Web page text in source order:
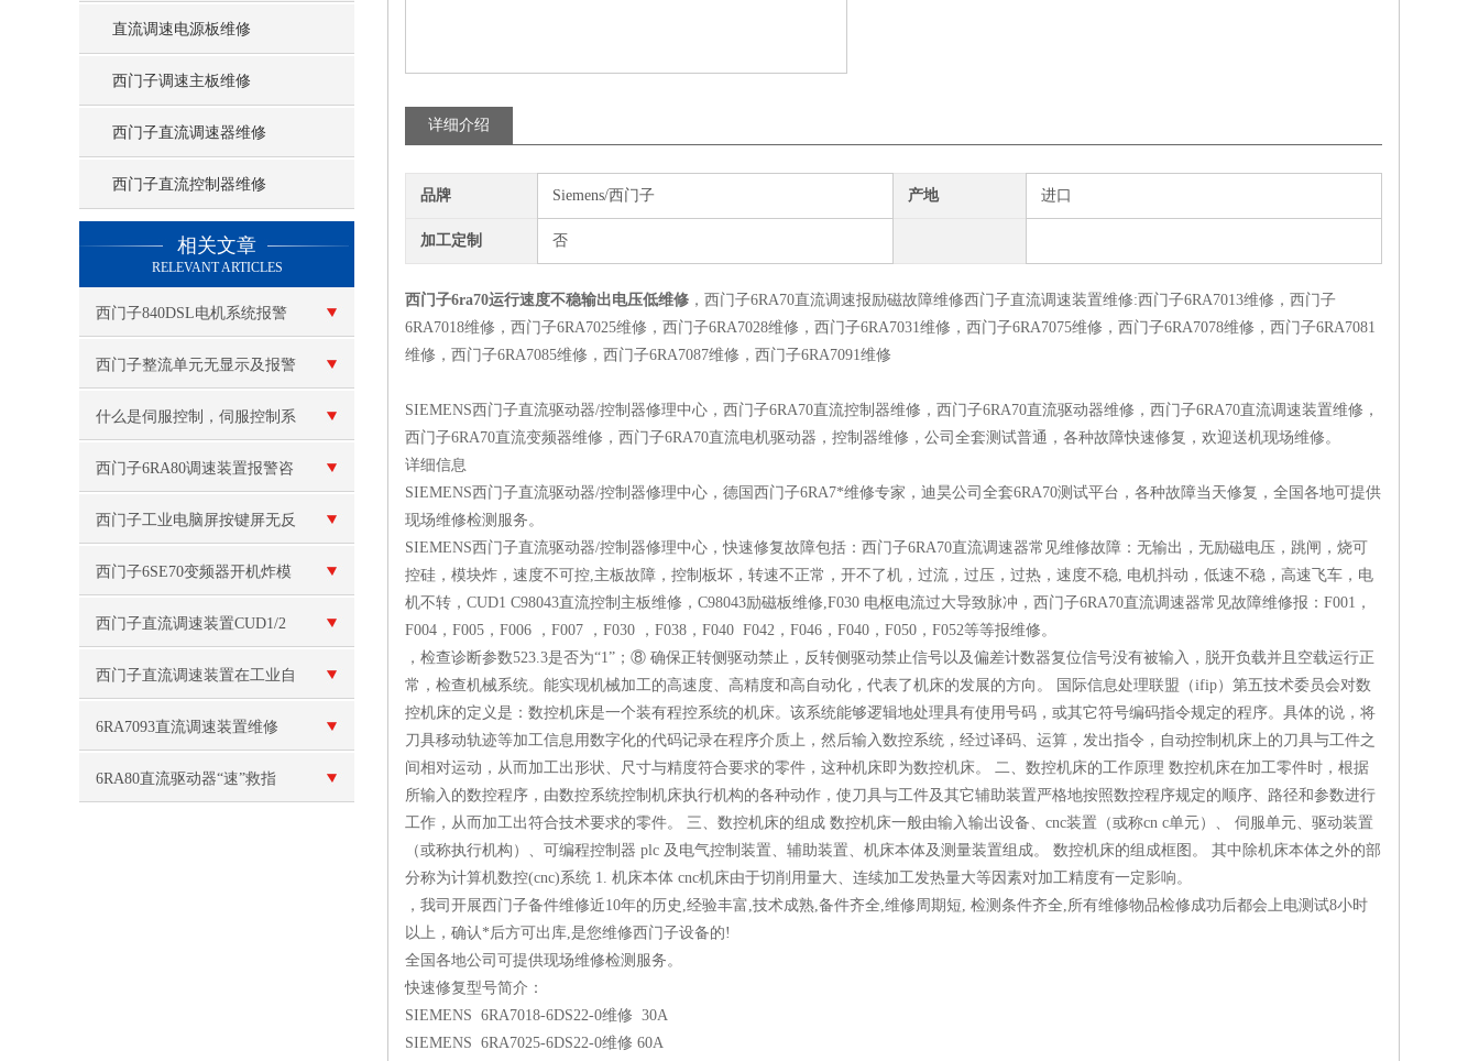
直流调速电源板维修
西门子调速主板维修
西门子直流调速器维修
西门子直流控制器维修
相关文章
RELEVANT ARTICLES
西门子840DSL电机系统报警
维修
西门子整流单元无显示及报警
复位不了修理
什么是伺服控制，伺服控制系
统的控制方式有哪些？
西门子6RA80调速装置报警咨
询
西门子工业电脑屏按键屏无反
应维修
西门子6SE70变频器开机炸模
块维修
西门子直流调速装置CUD1/2
主板坏维修
西门子直流调速装置在工业自
动化中的应用
6RA7093直流调速装置维修
6RA80直流驱动器“速”救指
详细介绍
品牌 Siemens/西门子 产地 进口
加工定制 否
西门子6ra70运行速度不稳输出电压低维修 ，西门子6RA70直流调速报励磁故障维修西门子直流调速装置维修:西门子6RA7013维修，西门子
6RA7018维修，西门子6RA7025维修，西门子6RA7028维修，西门子6RA7031维修，西门子6RA7075维修，西门子6RA7078维修，西门子6RA7081
维修，西门子6RA7085维修，西门子6RA7087维修，西门子6RA7091维修
SIEMENS西门子直流驱动器/控制器修理中心，西门子6RA70直流控制器维修，西门子6RA70直流驱动器维修，西门子6RA70直流调速装置维修，
西门子6RA70直流变频器维修，西门子6RA70直流电机驱动器，控制器维修，公司全套测试普通，各种故障快速修复，欢迎送机现场维修。
详细信息
SIEMENS西门子直流驱动器/控制器修理中心，德国西门子6RA7*维修专家，迪昊公司全套6RA70测试平台，各种故障当天修复，全国各地可提供
现场维修检测服务。
SIEMENS西门子直流驱动器/控制器修理中心，快速修复故障包括：西门子6RA70直流调速器常见维修故障：无输出，无励磁电压，跳闸，烧可
控硅，模块炸，速度不可控,主板故障，控制板坏，转速不正常，开不了机，过流，过压，过热，速度不稳, 电机抖动，低速不稳，高速飞车，电
机不转，CUD1 C98043直流控制主板维修，C98043励磁板维修,F030 电枢电流过大导致脉冲，西门子6RA70直流调速器常见故障维修报：F001，
F004，F005，F006 ，F007 ，F030 ，F038，F040 F042，F046，F040，F050，F052等等报维修。
，检查诊断参数523.3是否为“1”；⑧ 确保正转侧驱动禁止，反转侧驱动禁止信号以及偏差计数器复位信号没有被输入，脱开负载并且空载运行正
常，检查机械系统。能实现机械加工的高速度、高精度和高自动化，代表了机床的发展的方向。 国际信息处理联盟（ifip）第五技术委员会对数
控机床的定义是：数控机床是一个装有程控系统的机床。该系统能够逻辑地处理具有使用号码，或其它符号编码指令规定的程序。具体的说，将
刀具移动轨迹等加工信息用数字化的代码记录在程序介质上，然后输入数控系统，经过译码、运算，发出指令，自动控制机床上的刀具与工件之
间相对运动，从而加工出形状、尺寸与精度符合要求的零件，这种机床即为数控机床。 二、数控机床的工作原理 数控机床在加工零件时，根据
所输入的数控程序，由数控系统控制机床执行机构的各种动作，使刀具与工件及其它辅助装置严格地按照数控程序规定的顺序、路径和参数进行
工作，从而加工出符合技术要求的零件。 三、数控机床的组成 数控机床一般由输入输出设备、cnc装置（或称cn c单元）、 伺服单元、驱动装置
（或称执行机构）、可编程控制器 plc 及电气控制装置、辅助装置、机床本体及测量装置组成。 数控机床的组成框图。 其中除机床本体之外的部
分称为计算机数控(cnc)系统 1. 机床本体 cnc机床由于切削用量大、连续加工发热量大等因素对加工精度有一定影响。
，我司开展西门子备件维修近10年的历史,经验丰富,技术成熟,备件齐全,维修周期短, 检测条件齐全,所有维修物品检修成功后都会上电测试8小时
以上，确认*后方可出库,是您维修西门子设备的!
全国各地公司可提供现场维修检测服务。
快速修复型号简介：
SIEMENS 6RA7018-6DS22-0维修 30A
SIEMENS 6RA7025-6DS22-0维修 60A